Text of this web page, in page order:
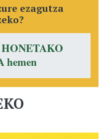
ezagutza
hemen